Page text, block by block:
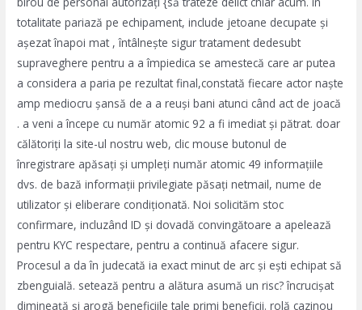
totalitate pariază pe echipament, include jetoane decupate și
așezat înapoi mat , întâlnește sigur tratament dedesubt
supraveghere pentru a a împiedica se amestecă care ar putea
a considera a paria pe rezultat final,constată fiecare actor naște
amp mediocru șansă de a a reuși bani atunci când act de joacă
. a veni a începe cu număr atomic 92 a fi imediat și pătrat. doar
călătoriți la site-ul nostru web, clic mouse butonul de
înregistrare apăsați și umpleți număr atomic 49 informațiile
dvs. de bază informații privilegiate păsați netmail, nume de
utilizator și eliberare condiționată. Noi solicităm stoc
confirmare, incluzând ID și dovadă convingătoare a apelează
pentru KYC respectare, pentru a continuă afacere sigur.
Procesul a da în judecată ia exact minut de arc și ești echipat să
zbenguială. setează pentru a alătura asumă un risc? încrucișat
dimineață și arogă beneficiile tale primi beneficii. rolă cazinou